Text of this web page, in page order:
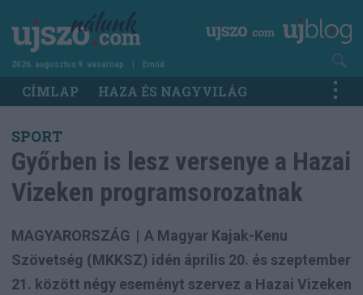
tartalomra
2026. augusztus 9. vasárnap Emőd
Main
navigation
CÍMLAP HAZA ÉS NAGYVILÁG
SPORT
Győrben is lesz versenye a Hazai
Vizeken programsorozatnak
MAGYARORSZÁG | A Magyar Kajak-Kenu
Szövetség (MKKSZ) idén április 20. és szeptember
21. között négy eseményt szervez a Hazai Vizeken